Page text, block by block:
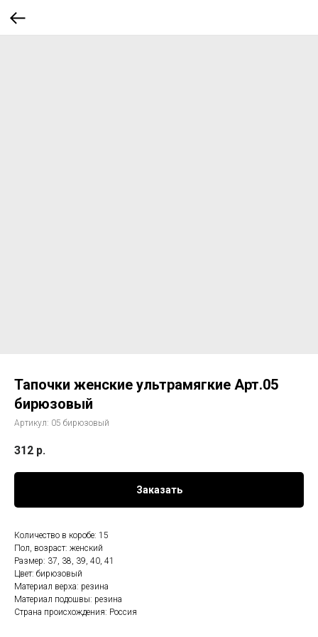
Тапочки женские ультрамягкие Арт.05
бирюзовый
Артикул: 05 бирюзовый
312 р.
Заказать
Количество в коробе: 15
Пол, возраст: женский
Размер: 37, 38, 39, 40, 41
Цвет: бирюзовый
Материал верха: резина
Материал подошвы: резина
Страна происхождения: Россия